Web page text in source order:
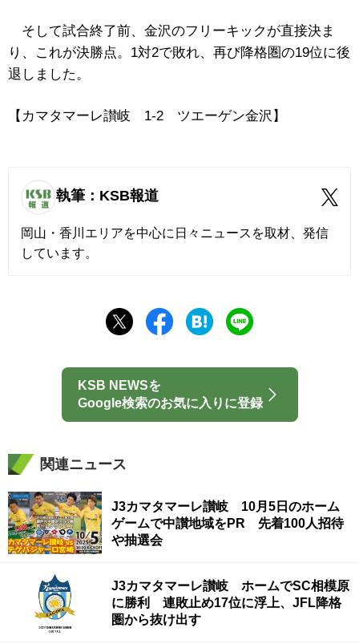
そして試合終了前、金沢のフリーキックが直接決ま
り、これが決勝点。1対2で敗れ、再び降格圏の19位に後
退しました。
【カマタマーレ讃岐 1‐2 ツエーゲン金沢】
執筆：KSB報道
岡山・香川エリアを中心に日々ニュースを取材、発信
しています。
KSB NEWSを
Google検索のお気に入りに登録
関連ニュース
J3カマタマーレ讃岐 10月5日のホーム
ゲームで中讃地域をPR 先着100人招待
や抽選会
J3カマタマーレ讃岐 ホームでSC相模原
に勝利 連敗止め17位に浮上、JFL降格
圏から抜け出す